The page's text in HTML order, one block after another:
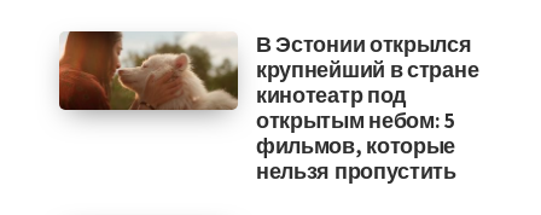
В Эстонии открылся
крупнейший в стране
кинотеатр под
открытым небом: 5
фильмов, которые
нельзя пропустить